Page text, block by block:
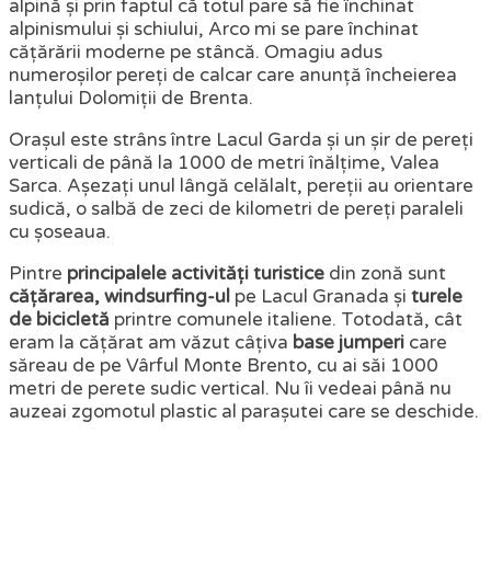
alpină și prin faptul că totul pare să fie închinat
alpinismului și schiului, Arco mi se pare închinat
cățărării moderne pe stâncă. Omagiu adus
numeroșilor pereți de calcar care anunță încheierea
lanțului Dolomiții de Brenta.
Orașul este strâns între Lacul Garda și un șir de pereți
verticali de până la 1000 de metri înălțime, Valea
Sarca. Așezați unul lângă celălalt, pereții au orientare
sudică, o salbă de zeci de kilometri de pereți paraleli
cu șoseaua.
Pintre principalele activități turistice din zonă sunt
cățărarea,windsurfing-ul pe Lacul Granada și turele
de bicicletă printre comunele italiene. Totodată, cât
eram la cățărat am văzut câțiva base jumperi care
săreau de pe Vârful Monte Brento, cu ai săi 1000
metri de perete sudic vertical. Nu îi vedeai până nu
auzeai zgomotul plastic al parașutei care se deschide.